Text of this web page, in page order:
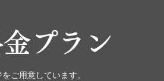
プラン
ご用意しています。